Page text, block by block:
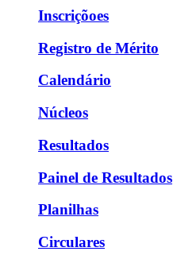
Inscriçõoes
Registro de Mérito
Calendário
Núcleos
Resultados
Painel de Resultados
Planilhas
Circulares